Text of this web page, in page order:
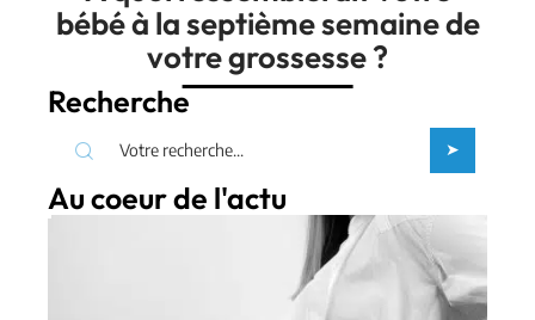
bébé à la septième semaine de
votre grossesse ?
Recherche
Au coeur de l'actu